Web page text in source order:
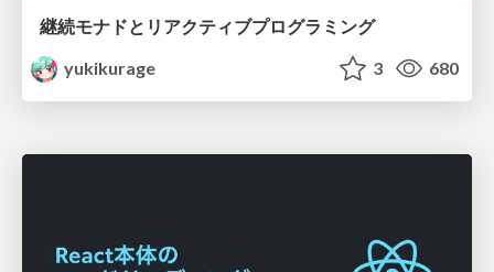
継続モナドとリアクティブプログラミング
yukikurage
3 680